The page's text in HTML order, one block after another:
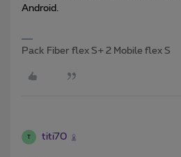
Android.
Pack Fiber flex S+ 2 Mobile flex S
T titi70